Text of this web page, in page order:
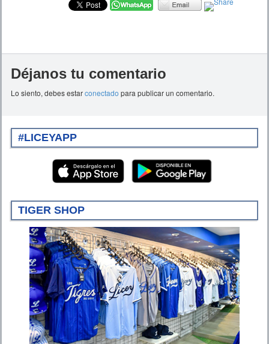
Déjanos tu comentario
Lo siento, debes estarconectado para publicar un comentario.
#LICEYAPP
TIGER SHOP